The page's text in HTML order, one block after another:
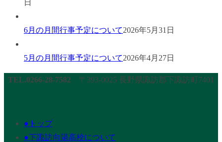
日
6月の月間行事予定について2026年5月31日
5月の月間行事予定について2026年4月27日
TEL.0266-28-7582 〒393-0025 長野県諏訪郡下諏訪町7401
●トップ
●下諏訪向陽高校について